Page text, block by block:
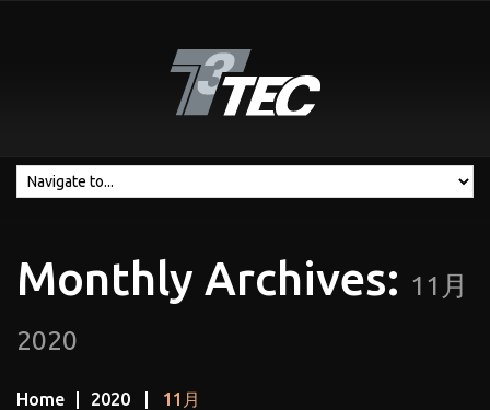
Monthly Archives: 11月
2020
Home 2020 11月